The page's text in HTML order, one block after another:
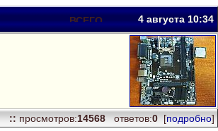
4 августа 10:34
::просмотров:14568ответов:0 [подробно]